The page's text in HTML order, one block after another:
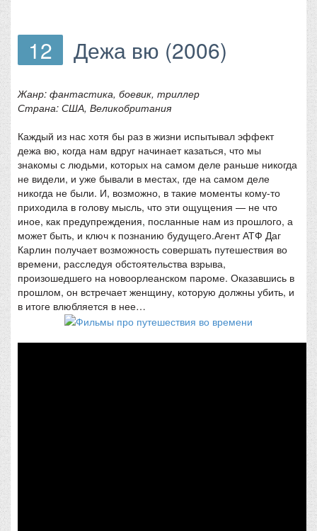
12 Дежа вю (2006)
Жанр: фантастика, боевик, триллер
Страна: США, Великобритания
Каждый из нас хотя бы раз в жизни испытывал эффект
дежа вю, когда нам вдруг начинает казаться, что мы
знакомы с людьми, которых на самом деле раньше никогда
не видели, и уже бывали в местах, где на самом деле
никогда не были. И, возможно, в такие моменты кому-то
приходила в голову мысль, что эти ощущения — не что
иное, как предупреждения, посланные нам из прошлого, а
может быть, и ключ к познанию будущего.Агент АТФ Даг
Карлин получает возможность совершать путешествия во
времени, расследуя обстоятельства взрыва,
произошедшего на новоорлеанском пароме. Оказавшись в
прошлом, он встречает женщину, которую должны убить, и
в итоге влюбляется в нее…